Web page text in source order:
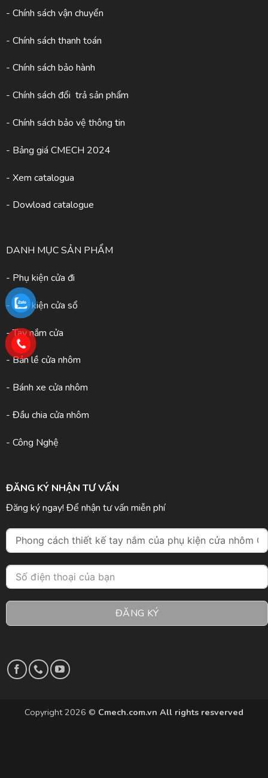
- Chính sách vận chuyển
- Chính sách thanh toán
- Chính sách bảo hành
- Chính sách đổi trả sản phẩm
- Chính sách bảo vệ thông tin
- Bảng giá CMECH 2024
- Xem catalogua
- Dowload catalogue
DANH MỤC SẢN PHẨM
- Phụ kiện cửa đi
- Phụ kiện cửa sổ
- Tay nắm cửa
- Bản lề cửa nhôm
- Bánh xe cửa nhôm
- Đầu chia cửa nhôm
- Công Nghệ
ĐĂNG KÝ NHẬN TƯ VẤN
Đăng ký ngay! Để nhận tư vấn miễn phí
ĐĂNG KÝ
Copyright 2026 © Cmech.com.vn All rights resverved